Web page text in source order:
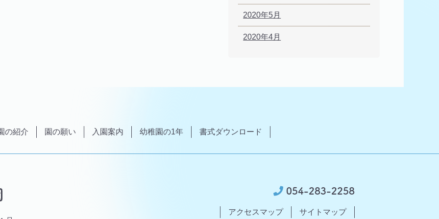
2020年5月
2020年4月
の紹介 園の願い 入園案内 幼稚園の1年 書式ダウンロード
054-283-2258
アクセスマップ サイトマップ